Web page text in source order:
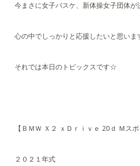
今まさに女子バスケ、新体操女子団体が
心の中でしっかりと応援したいと思いま
それでは本日のトピックスです☆
【ＢＭＷ Ｘ２ ｘＤｒｉｖｅ 20ｄ Ｍスポ
２０２１年式